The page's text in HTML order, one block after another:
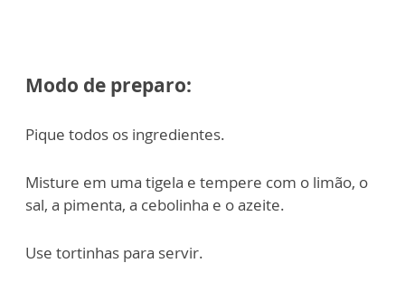
Modo de preparo:
Pique todos os ingredientes.
Misture em uma tigela e tempere com o limão, o
sal, a pimenta, a cebolinha e o azeite.
Use tortinhas para servir.